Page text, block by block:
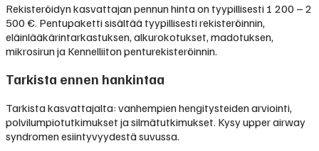
Rekisteröidyn kasvattajan pennun hinta on tyypillisesti 1 200 – 2
500 €. Pentupaketti sisältää tyypillisesti rekisteröinnin,
eläinlääkärintarkastuksen, alkurokotukset, madotuksen,
mikrosirun ja Kennelliiton penturekisteröinnin.
Tarkista ennen hankintaa
Tarkista kasvattajalta: vanhempien hengitysteiden arviointi,
polvilumpiotutkimukset ja silmätutkimukset. Kysy upper airway
syndromen esiintyvyydestä suvussa.